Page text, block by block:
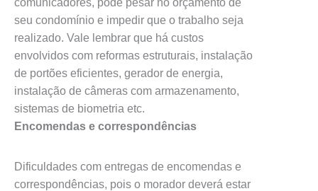
seu condomínio e impedir que o trabalho seja
realizado. Vale lembrar que há custos
envolvidos com reformas estruturais, instalação
de portões eficientes, gerador de energia,
instalação de câmeras com armazenamento,
sistemas de biometria etc.
Encomendas e correspondências
Dificuldades com entregas de encomendas e
correspondências, pois o morador deverá estar